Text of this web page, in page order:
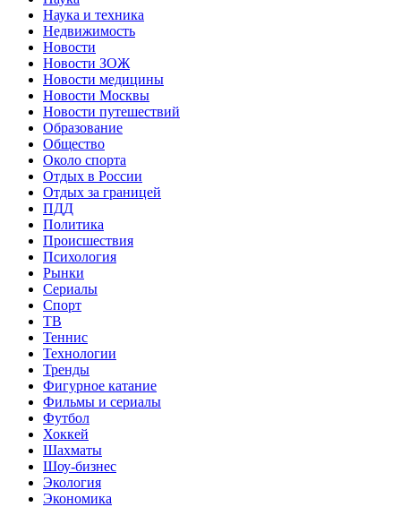
Наука и техника
Недвижимость
Новости
Новости ЗОЖ
Новости медицины
Новости Москвы
Новости путешествий
Образование
Общество
Около спорта
Отдых в России
Отдых за границей
ПДД
Политика
Происшествия
Психология
Рынки
Сериалы
Спорт
ТВ
Теннис
Технологии
Тренды
Фигурное катание
Фильмы и сериалы
Футбол
Хоккей
Шахматы
Шоу-бизнес
Экология
Экономика